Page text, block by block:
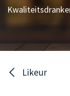
Likeur